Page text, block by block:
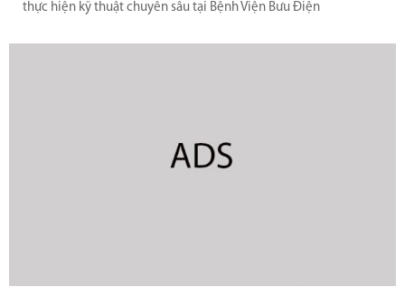
thực hiện kỹ thuật chuyên sâu tại Bệnh Viện Bưu Điện